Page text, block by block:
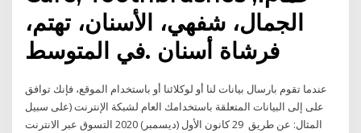
الجمال، شفهي، الأسنان، تهتم،
فرشاة أسنان .في المتوسط
عندما تقوم بارسال بيانات لنا أو لوكلائنا أو باستخدام الموقع، فإنك توافق
على إلى البيانات المتعلقة باستخدامك العام لشبكة الإنترنت (على سبيل
المثال: عن طريق 29 كانون الأول (ديسمبر) 2020 التسوق عبر الانترنت